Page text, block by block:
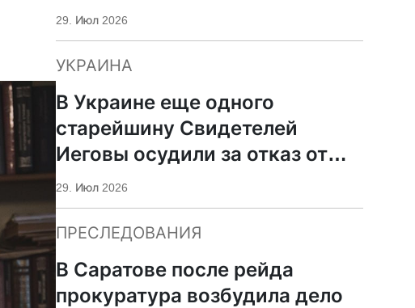
ПЦУ
29. Июл 2026
УКРАИНА
В Украине еще одного
старейшину Свидетелей
Иеговы осудили за отказ от
мобилизации
29. Июл 2026
ПРЕСЛЕДОВАНИЯ
В Саратове после рейда
прокуратура возбудила дело